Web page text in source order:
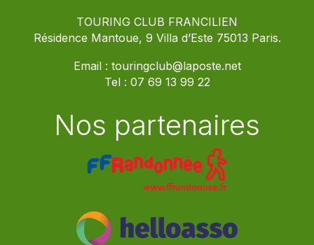
TOURING CLUB FRANCILIEN
Résidence Mantoue, 9 Villa d’Este 75013 Paris.
Email : touringclub@laposte.net
Tel : 07 69 13 99 22
Nos partenaires